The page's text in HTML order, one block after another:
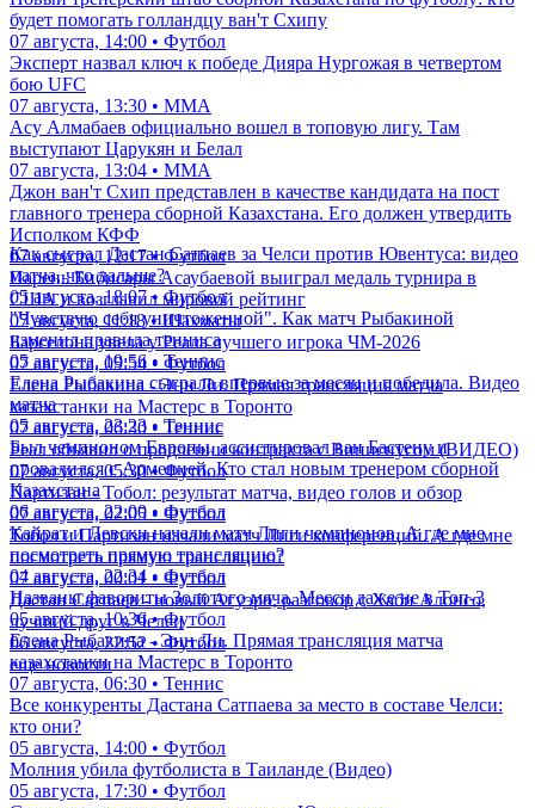
будет помогать голландцу ван'т Схипу
07 августа, 14:00 • Футбол
Эксперт назвал ключ к победе Дияра Нургожая в четвертом
бою UFC
07 августа, 13:30 • ММА
Асу Алмабаев официально вошел в топовую лигу. Там
выступают Царукян и Белал
07 августа, 13:04 • ММА
Джон ван'т Схип представлен в качестве кандидата на пост
главного тренера сборной Казахстана. Его должен утвердить
Исполком КФФ
07 августа, 12:17 • Футбол
Парень Бибисары Асаубаевой выиграл медаль турнира в
США и возглавил мировой рейтинг
07 августа, 11:18 • Шахматы
Барселона увела у Реала лучшего игрока ЧМ-2026
07 августа, 09:54 • Футбол
Елена Рыбакина - Энн Ли. Прямая трансляция матча
казахстанки на Мастерс в Торонто
07 августа, 06:30 • Теннис
Реал объявил о продлении контракта с Винисиусом (ВИДЕО)
07 августа, 05:30 • Футбол
Партизан - Тобол: результат матча, видео голов и обзор
07 августа, 02:05 • Футбол
Тобол и Партизан начали матч Лиги конференций. А где мне
посмотреть прямую трансляцию?
07 августа, 00:01 • Футбол
Дастан Сатпаев - новый Агуэро, разговор с Хаби Алонсо,
лучший друг в Челси
06 августа, 22:52 • Футбол
еще новости
Как сыграл Дастан Сатпаев за Челси против Ювентуса: видео
матча, что дальше?
05 августа, 18:07 • Футбол
"Чувствую себя уничтоженной". Как матч Рыбакиной
изменил правила тенниса
05 августа, 19:56 • Теннис
Елена Рыбакина сыграла впервые за месяц и победила. Видео
матча
05 августа, 23:23 • Теннис
Был чемпионом Европы, ассистировал ван Бастену и
провалился с Арменией. Кто стал новым тренером сборной
Казахстана
06 августа, 22:00 • Футбол
Кайрат и Левски начали матч Лиги чемпионов. А где мне
посмотреть прямую трансляцию?
04 августа, 22:34 • Футбол
Названы фавориты Золотого мяча. Месси даже не в Топ-3
05 августа, 10:36 • Футбол
Елена Рыбакина - Энн Ли. Прямая трансляция матча
казахстанки на Мастерс в Торонто
07 августа, 06:30 • Теннис
Все конкуренты Дастана Сатпаева за место в составе Челси:
кто они?
05 августа, 14:00 • Футбол
Молния убила футболиста в Таиланде (Видео)
05 августа, 17:30 • Футбол